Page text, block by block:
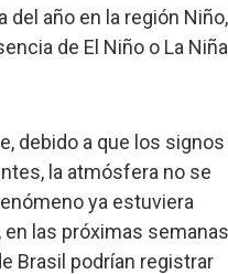
del año en la región Niño,
de El Niño o La
debido a que los signos
la atmósfera no se
ya estuviera
las próximas
Brasil podrían registrar